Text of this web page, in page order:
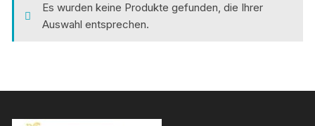
Es wurden keine Produkte gefunden, die Ihrer
Auswahl entsprechen.